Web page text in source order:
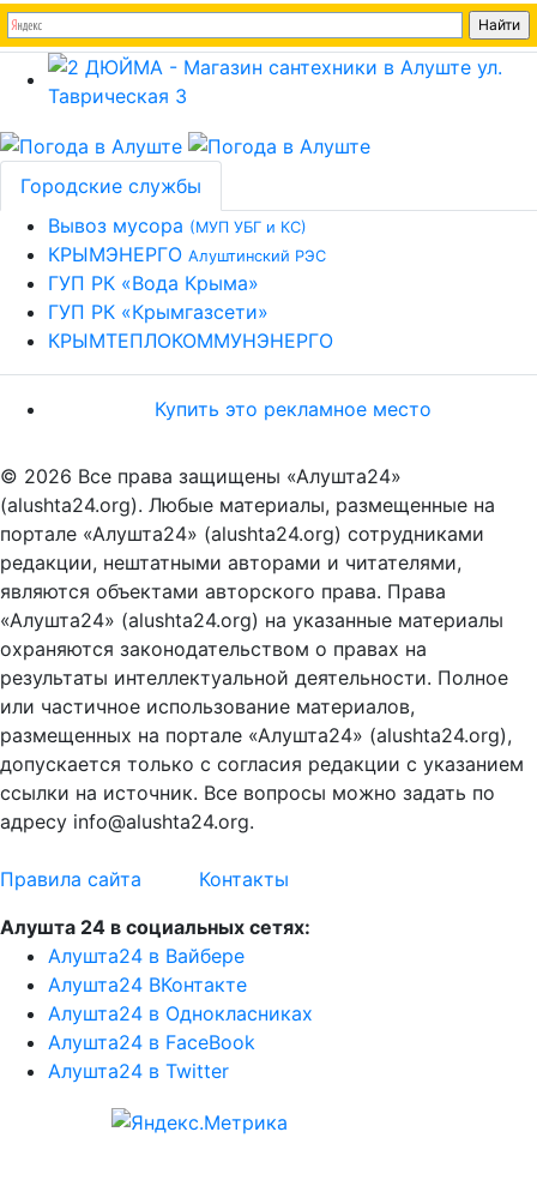
Городские службы
Вывоз мусора (МУП УБГ и КС)
КРЫМЭНЕРГО Алуштинский РЭС
ГУП РК «Вода Крыма»
ГУП РК «Крымгазсети»
КРЫМТЕПЛОКОММУНЭНЕРГО
Купить это рекламное место
© 2026 Все права защищены «Алушта24»
(alushta24.org). Любые материалы, размещенные на
портале «Алушта24» (alushta24.org) сотрудниками
редакции, нештатными авторами и читателями,
являются объектами авторского права. Права
«Алушта24» (alushta24.org) на указанные материалы
охраняются законодательством о правах на
результаты интеллектуальной деятельности. Полное
или частичное использование материалов,
размещенных на портале «Алушта24» (alushta24.org),
допускается только с согласия редакции с указанием
ссылки на источник. Все вопросы можно задать по
адресу info@alushta24.org.
Правила сайта
Контакты
Алушта 24 в социальных сетях:
Алушта24 в Вайбере
Алушта24 ВКонтакте
Алушта24 в Однокласниках
Алушта24 в FaceBook
Алушта24 в Twitter